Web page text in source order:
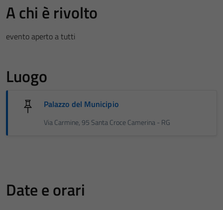
A chi è rivolto
evento aperto a tutti
Luogo
Palazzo del Municipio
Via Carmine, 95 Santa Croce Camerina - RG
Date e orari